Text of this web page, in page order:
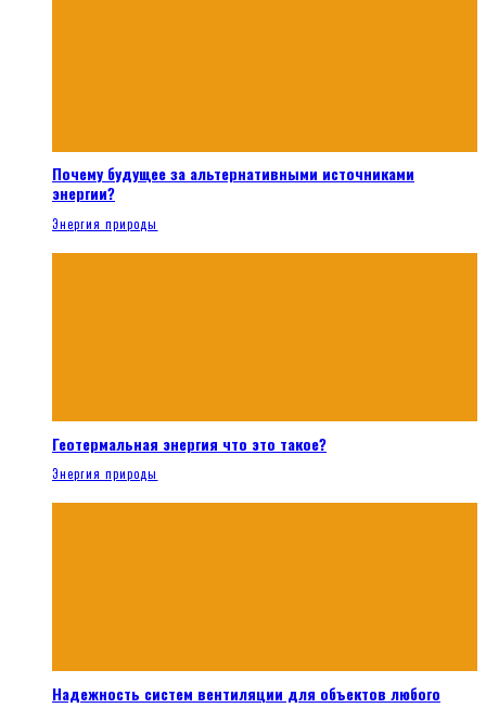
Почему будущее за альтернативными источниками
энергии?
Энергия природы
Геотермальная энергия что это такое?
Энергия природы
Надежность систем вентиляции для объектов любого